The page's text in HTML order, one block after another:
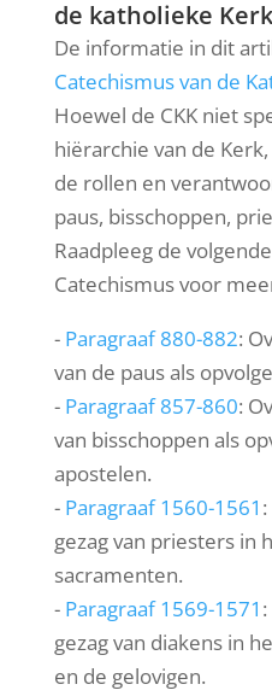
de katholieke
De informatie in dit
Catechismus van de
Hoewel de CKK niet
hiërarchie van de
de rollen en
paus, bisschoppen,
Raadpleeg de
Catechismus voor
- Paragraaf 880-882:
van de paus als
- Paragraaf 857-860:
van bisschoppen als
apostelen.
- Paragraaf 1560-1561
gezag van priesters in
sacramenten.
- Paragraaf 1569-1571
gezag van diakens in
en de gelovigen.